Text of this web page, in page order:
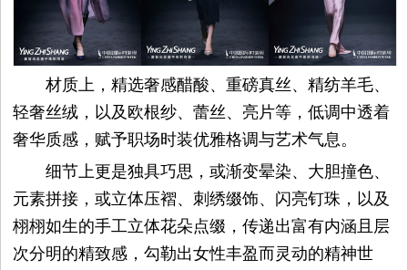
材质上，精选奢感醋酸、重磅真丝、精纺羊毛、
轻奢丝绒，以及欧根纱、蕾丝、亮片等，低调中透着
奢华质感，赋予职场时装优雅格调与艺术气息。
细节上更是独具巧思，或渐变晕染、大胆撞色、
元素拼接，或立体压褶、刺绣缀饰、闪亮钉珠，以及
栩栩如生的手工立体花朵点缀，传递出富有内涵且层
次分明的精致感，勾勒出女性丰盈而灵动的精神世